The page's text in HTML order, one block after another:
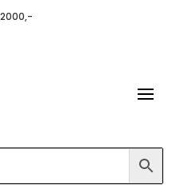
2000,-